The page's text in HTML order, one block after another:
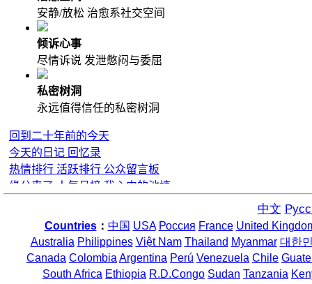
中文
Countries： 中国 USA Россия France United
Australia Philippines Việt Nam Thailand Myanmar 대한
Canada Colombia Argentina Perú Venezuela Chile
South Africa Ethiopia R.D.Congo Sudan Tanzania